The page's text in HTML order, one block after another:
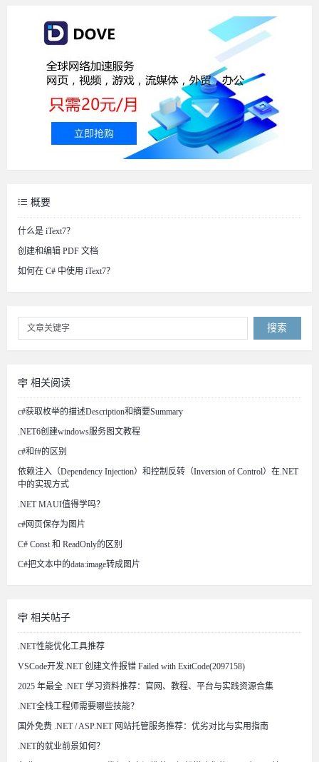
概要
什么是 iText7？
创建和编辑 PDF 文档
如何在 C# 中使用 iText7？
搜索
相关阅读
c#获取枚举的描述Description和摘要Summary
.NET6创建windows服务图文教程
c#和f#的区别
依赖注入（Dependency Injection）和控制反转（Inversion of Control）在.NET
中的实现方式
.NET MAUI值得学吗？
c#网页保存为图片
C# Const 和 ReadOnly的区别
C#把文本中的data:image转成图片
相关帖子
.NET性能优化工具推荐
VSCode开发.NET 创建文件报错 Failed with ExitCode(2097158)
2025 年最全 .NET 学习资料推荐：官网、教程、平台与实践资源合集
.NET全栈工程师需要哪些技能？
国外免费 .NET / ASP.NET 网站托管服务推荐：优劣对比与实用指南
.NET的就业前景如何？